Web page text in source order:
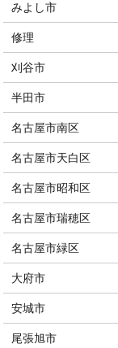
みよし市
修理
刈谷市
半田市
名古屋市南区
名古屋市天白区
名古屋市昭和区
名古屋市瑞穂区
名古屋市緑区
大府市
安城市
尾張旭市